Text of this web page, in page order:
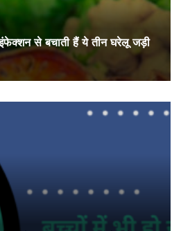
से बचाती हैं ये तीन घरेलू जड़ी